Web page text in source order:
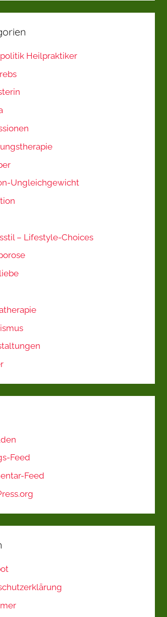
Heilpraktiker
Ungleichgewicht
– Lifestyle-Choices
Feed
Feed